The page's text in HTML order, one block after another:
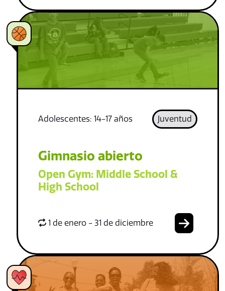
Adolescentes: 14-17 años Juventud
Gimnasio abierto
Open Gym: Middle School &
High School
1 de enero - 31 de diciembre